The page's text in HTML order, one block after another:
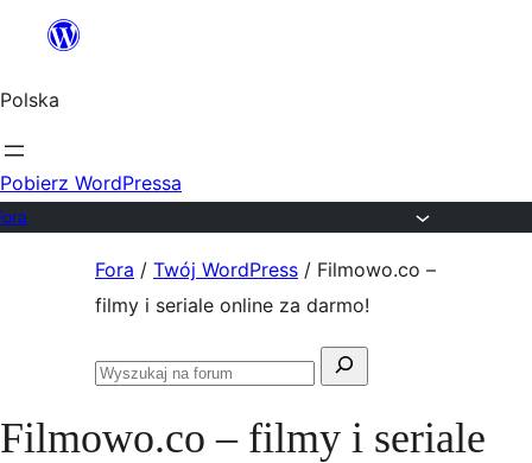
Przejdź
treści
Polska
Pobierz WordPressa
Fora / Twój WordPress / Filmowo.co –
filmy i seriale online za darmo!
Szukaj:
Przeszukaj
Filmowo.co – filmy i seriale